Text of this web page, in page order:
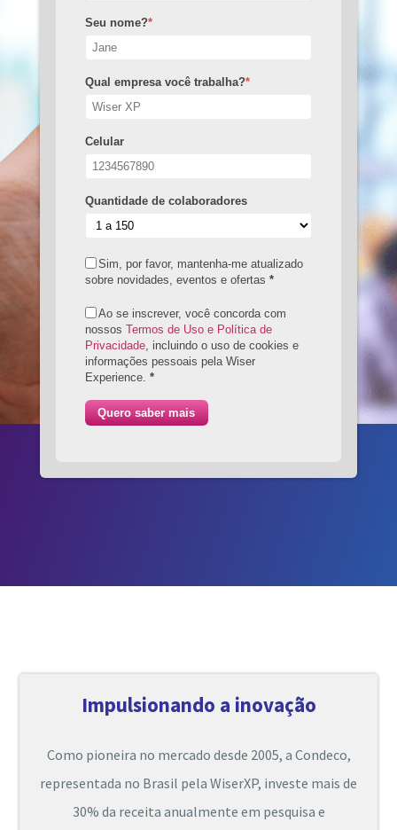
Seu nome?*
Qual empresa você trabalha?*
Celular
Quantidade de colaboradores
Sim, por favor, mantenha-me atualizado
sobre novidades, eventos e ofertas *
Ao se inscrever, você concorda com
nossos Termos de Uso e Política de
Privacidade, incluindo o uso de cookies e
informações pessoais pela Wiser
Experience. *
Quero saber mais
Impulsionando a inovação
Como pioneira no mercado desde 2005, a Condeco,
representada no Brasil pela WiserXP, investe mais de
30% da receita anualmente em pesquisa e